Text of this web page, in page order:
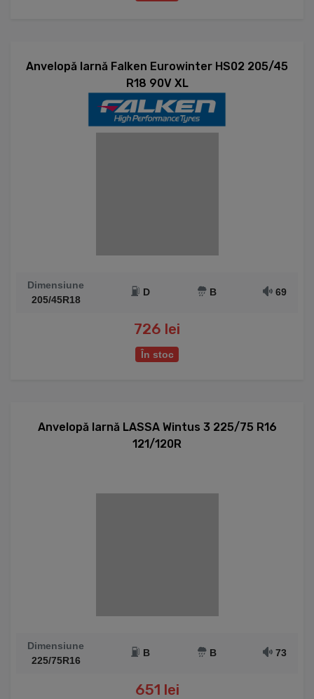
Anvelopă Iarnă Falken Eurowinter HS02 205/45
R18 90V XL
Dimensiune
205/45R18
D B 69
726 lei
În stoc
Anvelopă Iarnă LASSA Wintus 3 225/75 R16
121/120R
Dimensiune
225/75R16
B B 73
651 lei